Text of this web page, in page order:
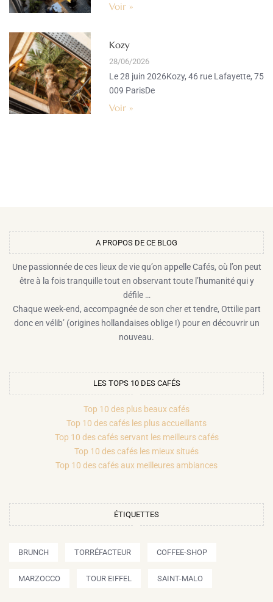
Voir »
Kozy
28/06/2026
Le 28 juin 2026Kozy, 46 rue Lafayette, 75
009 ParisDe
Voir »
A PROPOS DE CE BLOG​
Une passionnée de ces lieux de vie qu’on appelle Cafés, où l’on peut
être à la fois tranquille tout en observant toute l’humanité qui y
défile …
Chaque week-end, accompagnée de son cher et tendre, Ottilie part
donc en vélib’ (origines hollandaises oblige !) pour en découvrir un
nouveau.
LES TOPS 10 DES CAFÉS
Top 10 des plus beaux cafés
Top 10 des cafés les plus accueillants
Top 10 des cafés servant les meilleurs cafés
Top 10 des cafés les mieux situés
Top 10 des cafés aux meilleures ambiances
ÉTIQUETTES
BRUNCH TORRÉFACTEUR COFFEE-SHOP
MARZOCCO TOUR EIFFEL SAINT-MALO